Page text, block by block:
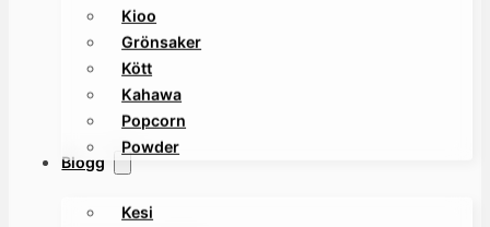
Kioo
Grönsaker
Kött
Kahawa
Popcorn
Powder
Blogg
Kesi